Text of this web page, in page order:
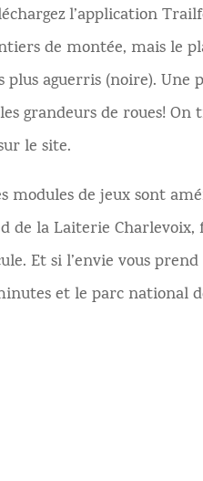
l’application
de montée, mais le
aguerris (noire). Une
grandeurs de roues! On
le site.
modules de jeux sont
de la Laiterie
Et si l’envie vous prend
et le parc national